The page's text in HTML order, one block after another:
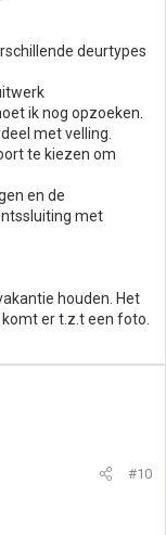
deurtypes
ik nog opzoeken.
met velling.
te kiezen om
en de
met
houden. Het
er t.z.t een foto.
#10